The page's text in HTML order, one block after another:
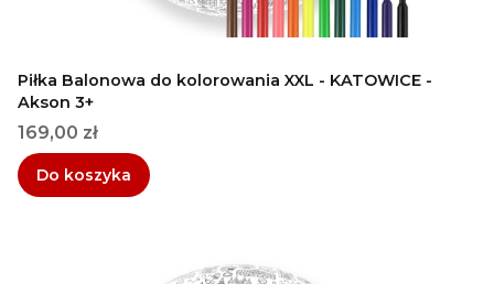
Piłka Balonowa do kolorowania XXL - KATOWICE -
Akson 3+
Cena
169,00 zł
Do koszyka